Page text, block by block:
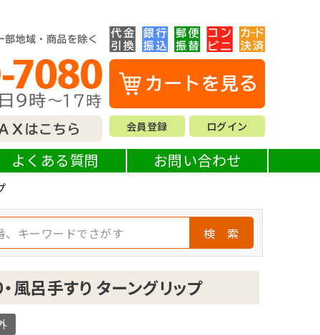
会員登録 ログイン
よくある質問 お問い合わせ
検 索
風呂手すり ターングリップ